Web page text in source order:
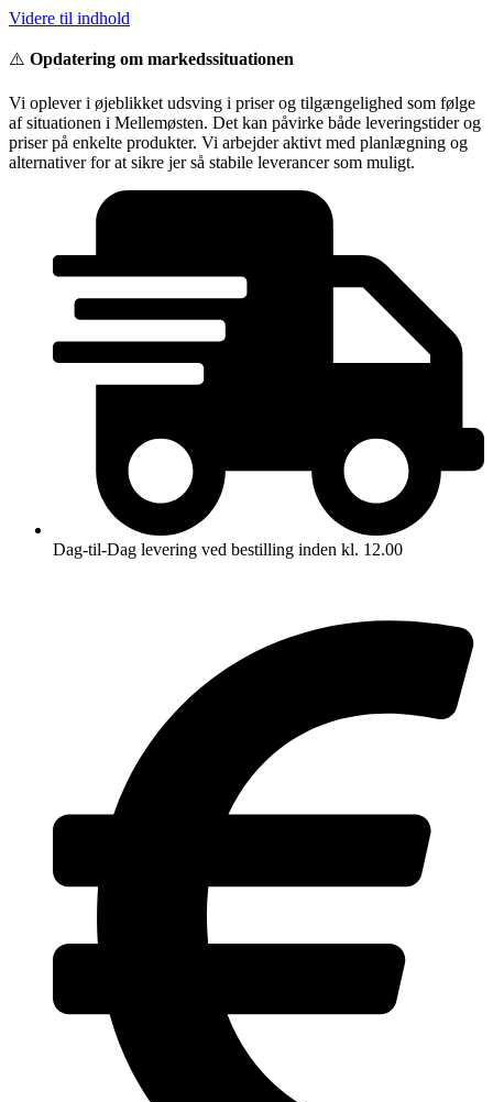
Videre til indhold
⚠️ Opdatering om markedssituationen
Vi oplever i øjeblikket udsving i priser og tilgængelighed som følge
af situationen i Mellemøsten. Det kan påvirke både leveringstider og
priser på enkelte produkter. Vi arbejder aktivt med planlægning og
alternativer for at sikre jer så stabile leverancer som muligt.
Dag-til-Dag levering ved bestilling inden kl. 12.00